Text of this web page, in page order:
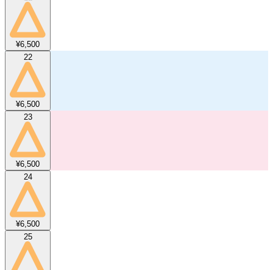
¥6,500
22
¥6,500
23
¥6,500
24
¥6,500
25